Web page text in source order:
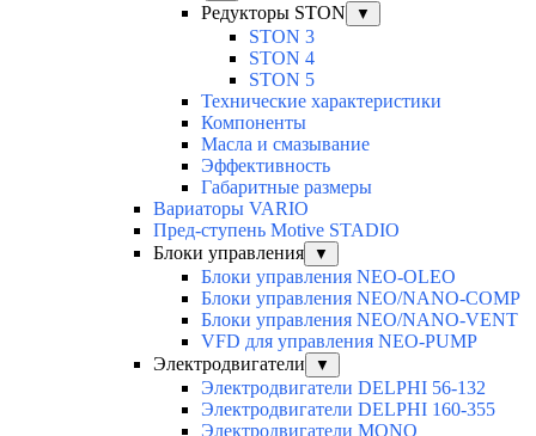
Редукторы STON ▼
STON 3
STON 4
STON 5
Технические характеристики
Компоненты
Масла и смазывание
Эффективность
Габаритные размеры
Вариаторы VARIO
Пред-ступень Motive STADIO
Блоки управления
▼
Блоки управления NEO-OLEO
Блоки управления NEO/NANO-COMP
Блоки управления NEO/NANO-VENT
VFD для управления NEO-PUMP
Электродвигатели
▼
Электродвигатели DELPHI 56-132
Электродвигатели DELPHI 160-355
Электродвигатели MONO